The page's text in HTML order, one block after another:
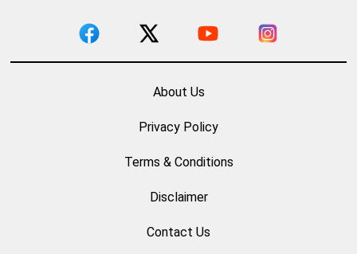
About Us
Privacy Policy
Terms & Conditions
Disclaimer
Contact Us